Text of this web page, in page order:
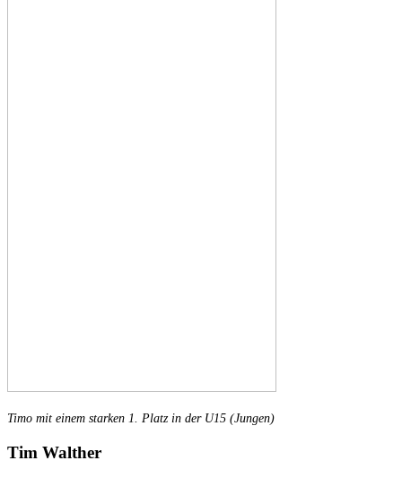
Timo mit einem starken 1. Platz in der U15 (Jungen)
Tim Walther